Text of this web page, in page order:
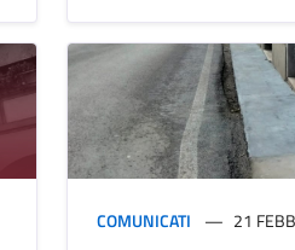
COMUNICATI 21